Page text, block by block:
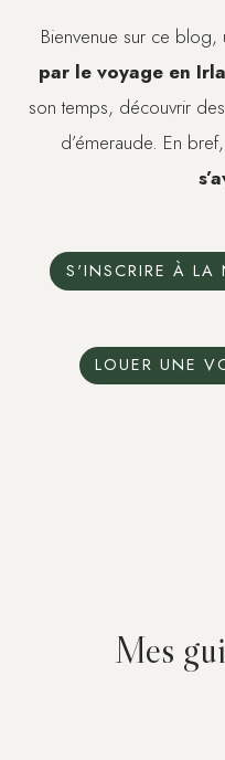
Bienvenue sur ce blog,
par le voyage en
son temps, découvrir
d’émeraude. En bref,
S'INSCRIRE À LA
LOUER UNE
Mes